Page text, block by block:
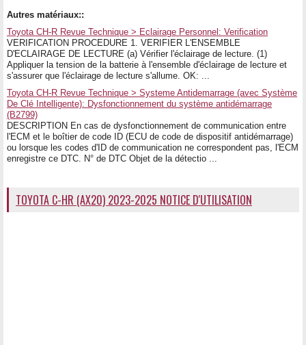
Autres matériaux::
Toyota CH-R Revue Technique > Eclairage Personnel: Verification
VERIFICATION PROCEDURE 1. VERIFIER L'ENSEMBLE
D'ECLAIRAGE DE LECTURE (a) Vérifier l'éclairage de lecture. (1)
Appliquer la tension de la batterie à l'ensemble d'éclairage de lecture et
s'assurer que l'éclairage de lecture s'allume. OK: ...
Toyota CH-R Revue Technique > Systeme Antidemarrage (avec Système
De Clé Intelligente): Dysfonctionnement du système antidémarrage
(B2799)
DESCRIPTION En cas de dysfonctionnement de communication entre
l'ECM et le boîtier de code ID (ECU de code de dispositif antidémarrage)
ou lorsque les codes d'ID de communication ne correspondent pas, l'ECM
enregistre ce DTC. N° de DTC Objet de la détectio ...
TOYOTA C-HR (AX20) 2023-2025 NOTICE D'UTILISATION